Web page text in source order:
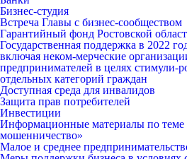
Бизнес-студия
Встреча Главы с бизнес-сообществом
Гарантийный фонд Ростовской
Государственная поддержка в 2022
включая неком-мерческие
предпринимателей в целях стимули-
отдельных категорий граждан
Доступная среда для инвалидов
Защита прав потребителей
Инвестиции
Информационные материалы по
мошенничество»
Малое и среднее